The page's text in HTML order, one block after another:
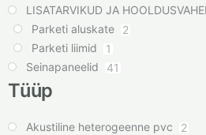
LISATARVIKUD JA
Parketi aluskate
2
Parketi liimid
1
Seinapaneelid
41
Tüüp
Akustiline heterogeenne pvc 2